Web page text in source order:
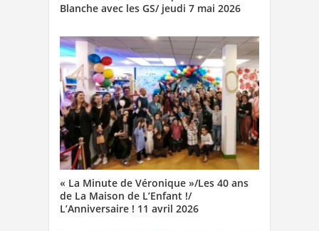
Blanche avec les GS/ jeudi 7 mai 2026
« La Minute de Véronique »/Les 40 ans
de La Maison de L’Enfant !/
L’Anniversaire ! 11 avril 2026